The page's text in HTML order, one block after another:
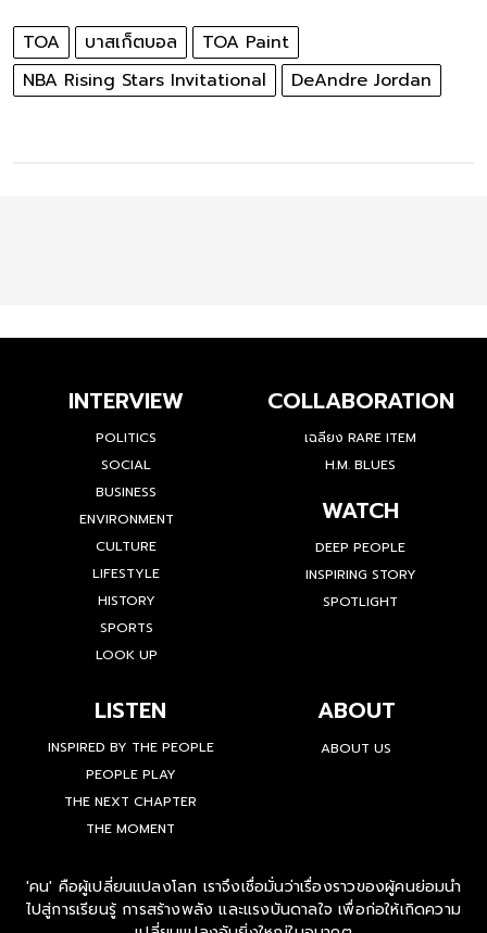
TOA บาสเก็ตบอล
TOA Paint
NBA Rising Stars Invitational
DeAndre Jordan
INTERVIEW
POLITICS
SOCIAL
BUSINESS
ENVIRONMENT
CULTURE
LIFESTYLE
HISTORY
SPORTS
LOOK UP
COLLABORATION
เฉลียง RARE ITEM
H.M. BLUES
WATCH
DEEP PEOPLE
INSPIRING STORY
SPOTLIGHT
LISTEN
INSPIRED BY THE PEOPLE
PEOPLE PLAY
THE NEXT CHAPTER
THE MOMENT
ABOUT
ABOUT US
'คน' คือผู้เปลี่ยนแปลงโลก เราจึงเชื่อมั่นว่าเรื่องราวของผู้คนย่อมนำ
ไปสู่การเรียนรู้ การสร้างพลัง และแรงบันดาลใจ เพื่อก่อให้เกิดความ